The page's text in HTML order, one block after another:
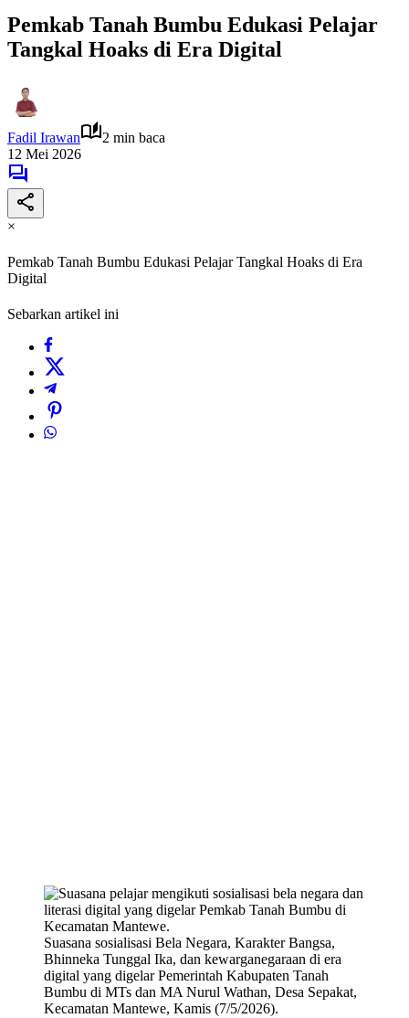
Pemkab Tanah Bumbu Edukasi Pelajar
Tangkal Hoaks di Era Digital
Fadil Irawan
2 min baca
12 Mei 2026
×
Pemkab Tanah Bumbu Edukasi Pelajar Tangkal Hoaks di Era
Digital
Sebarkan artikel ini
Suasana sosialisasi Bela Negara, Karakter Bangsa,
Bhinneka Tunggal Ika, dan kewarganegaraan di era
digital yang digelar Pemerintah Kabupaten Tanah
Bumbu di MTs dan MA Nurul Wathan, Desa Sepakat,
Kecamatan Mantewe, Kamis (7/5/2026).